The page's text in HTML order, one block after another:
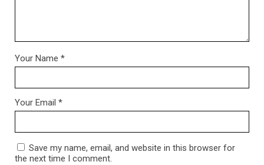
Your Name *
Your Email *
Save my name, email, and website in this browser for
the next time I comment.